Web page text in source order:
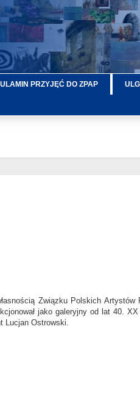
PRZYJĘĆ DO ZPAP
Związku Polskich Artystów
jako galeryjny od lat 40.
Lucjan Ostrowski.